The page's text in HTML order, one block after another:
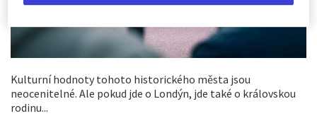
Kulturní hodnoty tohoto historického města jsou
neocenitelné. Ale pokud jde o Londýn, jde také o královskou
rodinu...